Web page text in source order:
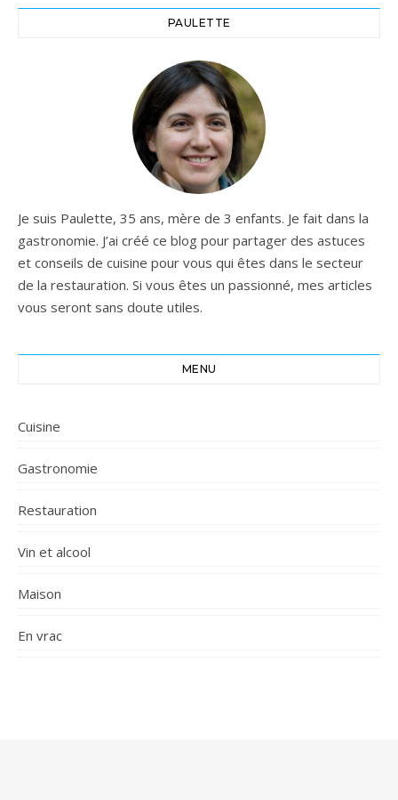
PAULETTE
Je suis Paulette, 35 ans, mère de 3 enfants. Je fait dans la
gastronomie. J’ai créé ce blog pour partager des astuces
et conseils de cuisine pour vous qui êtes dans le secteur
de la restauration. Si vous êtes un passionné, mes articles
vous seront sans doute utiles.
MENU
Cuisine
Gastronomie
Restauration
Vin et alcool
Maison
En vrac